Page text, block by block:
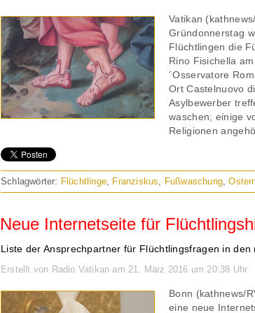
Vatikan
Gründonnerstag
Flüchtlingen die
Rino Fisichella
´Osservatore
Ort Castelnuovo
Asylbewerber
waschen; einige
Religionen
Schlagwörter: Flüchtlinge, Franziskus, Fußwaschung,
Neue Internetseite für
Liste der Ansprechpartner für Flüchtlingsfragen in den
Erstellt von Radio Vatikan am 21. März 2016 um 20:38 Uhr
Bonn (kathnews/
eine neue